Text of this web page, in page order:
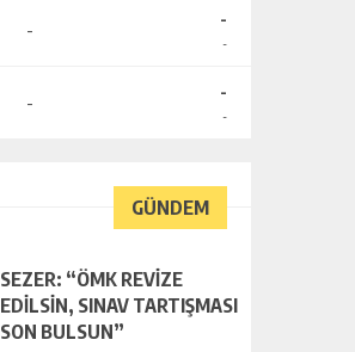
- -
-
- -
-
GÜNDEM
SEZER: “ÖMK REVİZE
EDİLSİN, SINAV TARTIŞMASI
SON BULSUN”